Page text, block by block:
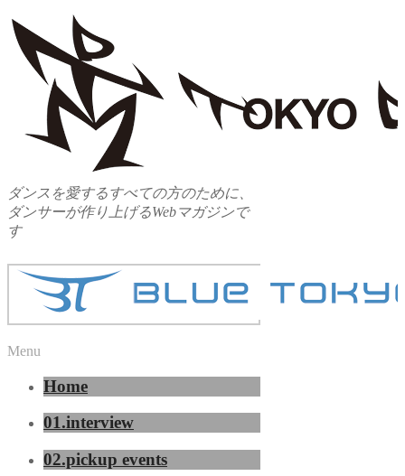
ダンスを愛するすべての方のために、
ダンサーが作り上げるWebマガジンで
す
Menu
Home
01.interview
02.pickup events